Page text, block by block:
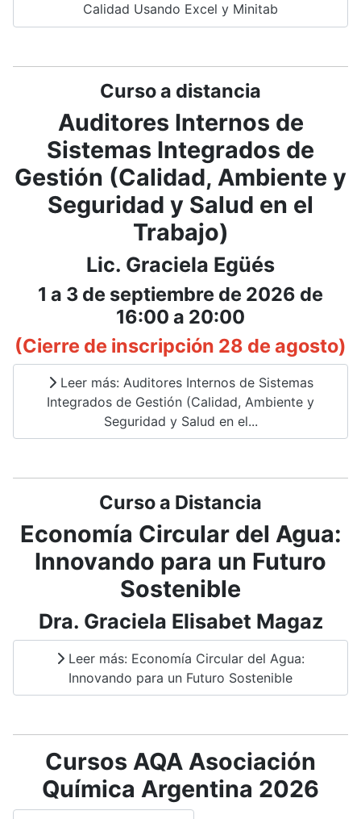
Calidad Usando Excel y Minitab
Curso a distancia
Auditores Internos de
Sistemas Integrados de
Gestión (Calidad, Ambiente y
Seguridad y Salud en el
Trabajo)
Lic. Graciela Egüés
1 a 3 de septiembre de 2026 de
16:00 a 20:00
(Cierre de inscripción 28 de agosto)
Leer más: Auditores Internos de Sistemas
Integrados de Gestión (Calidad, Ambiente y
Seguridad y Salud en el...
Curso a Distancia
Economía Circular del Agua:
Innovando para un Futuro
Sostenible
Dra. Graciela Elisabet Magaz
Leer más: Economía Circular del Agua:
Innovando para un Futuro Sostenible
Cursos AQA Asociación
Química Argentina 2026